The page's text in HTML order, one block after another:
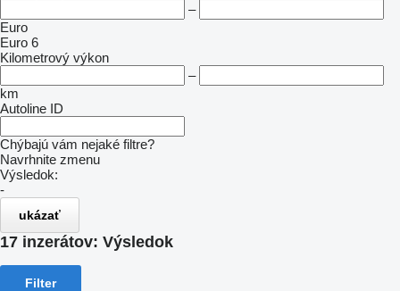
–
Euro
Euro 6
Kilometrový výkon
–
km
Autoline ID
Chýbajú vám nejaké filtre?
Navrhnite zmenu
Výsledok:
-
ukázať
17 inzerátov: Výsledok
Filter